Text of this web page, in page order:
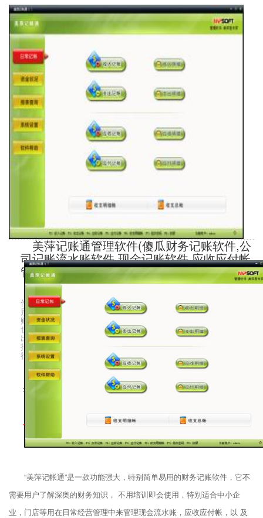
美萍记账通管理软件(傻瓜财务记账软件,公
司记账流水账软件,现金记账软件,应收应付帐
管理软件)
“美萍记帐通”是一款功能强大，特别简单易用的财务记账软
件，它不需要用户了解深奥的财务知识， 不用培训即会使用，特
别适合中小企业，门店等用在日常经营管理中来管理现金流水
账，应收应付帐，以 及公司记账等相关财务活动。美萍记账软件
也可以说是一款傻瓜型的流水账管理系统，通过记录每日现金 支
出，收入的明细账，为企业管理者提供详细的收入支出日报，月
报，欠款明细等重要信息。是您进行企 业管理，企业经营不可多
得的强大工具
市场价：1680
今日特价：980
“美萍记帐通”是一款功能强大，特别简单易用的财务记账软件，它不
需要用户了解深奥的财务知识， 不用培训即会使用，特别适合中小企
业，门店等用在日常经营管理中来管理现金流水账，应收应付帐，以 及